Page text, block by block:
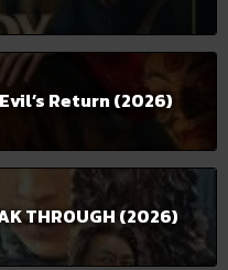
Return (2026)
THROUGH (2026)